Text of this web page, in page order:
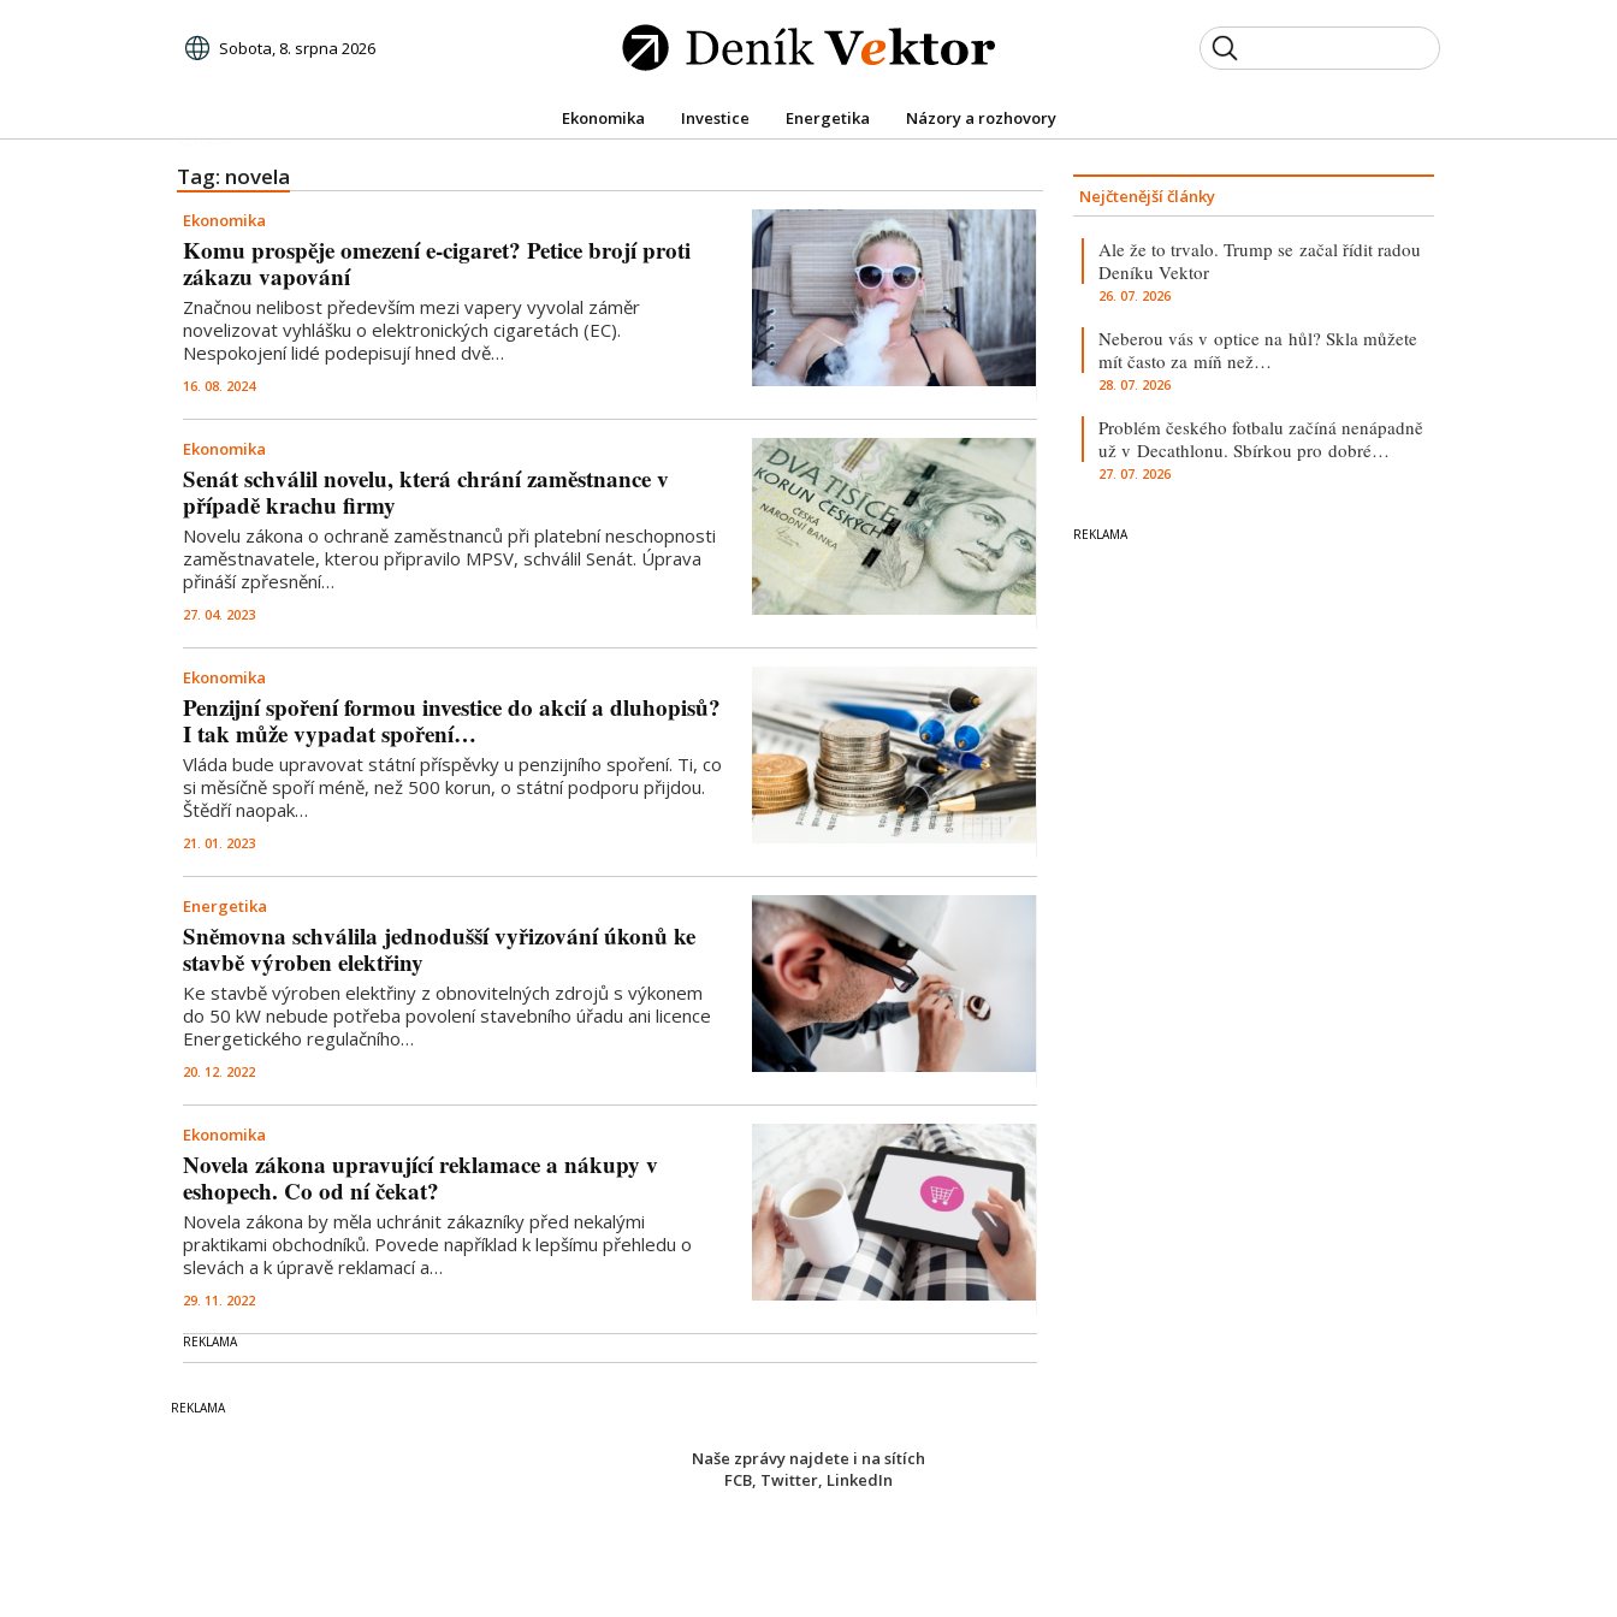
Sobota, 8. srpna 2026
Ekonomika Investice Energetika Názory a rozhovory
Tag: novela
Ekonomika
Komu prospěje omezení e-cigaret? Petice brojí proti
zákazu vapování
Značnou nelibost především mezi vapery vyvolal záměr
novelizovat vyhlášku o elektronických cigaretách (EC).
Nespokojení lidé podepisují hned dvě…
16. 08. 2024
Ekonomika
Senát schválil novelu, která chrání zaměstnance v
případě krachu firmy
Novelu zákona o ochraně zaměstnanců při platební neschopnosti
zaměstnavatele, kterou připravilo MPSV, schválil Senát. Úprava
přináší zpřesnění…
27. 04. 2023
Ekonomika
Penzijní spoření formou investice do akcií a dluhopisů?
I tak může vypadat spoření…
Vláda bude upravovat státní příspěvky u penzijního spoření. Ti, co
si měsíčně spoří méně, než 500 korun, o státní podporu přijdou.
Štědří naopak…
21. 01. 2023
Energetika
Sněmovna schválila jednodušší vyřizování úkonů ke
stavbě výroben elektřiny
Ke stavbě výroben elektřiny z obnovitelných zdrojů s výkonem
do 50 kW nebude potřeba povolení stavebního úřadu ani licence
Energetického regulačního…
20. 12. 2022
Ekonomika
Novela zákona upravující reklamace a nákupy v
eshopech. Co od ní čekat?
Novela zákona by měla uchránit zákazníky před nekalými
praktikami obchodníků. Povede například k lepšímu přehledu o
slevách a k úpravě reklamací a…
29. 11. 2022
Nejčtenější články
Ale že to trvalo. Trump se začal řídit radou
Deníku Vektor
26. 07. 2026
Neberou vás v optice na hůl? Skla můžete
mít často za míň než…
28. 07. 2026
Problém českého fotbalu začíná nenápadně
už v Decathlonu. Sbírkou pro dobré…
27. 07. 2026
Naše zprávy najdete i na sítích
FCB, Twitter, LinkedIn